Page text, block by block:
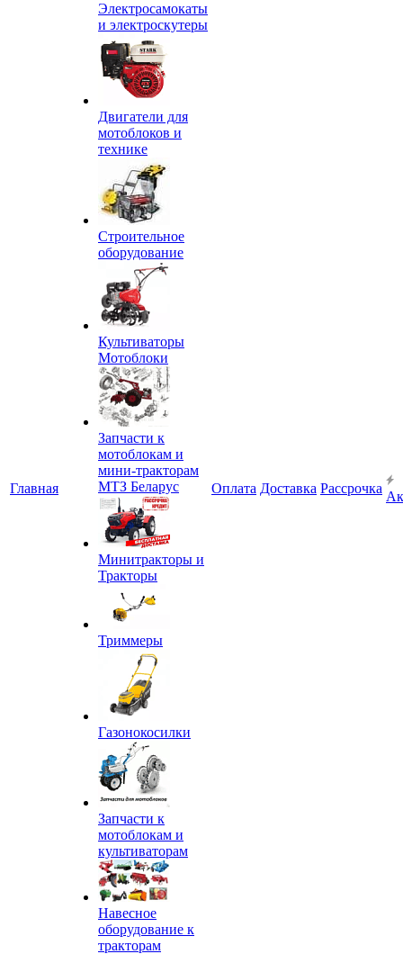
Главная
Электросамокаты
и электроскутеры
Двигатели для
мотоблоков и
технике
Строительное
оборудование
Культиваторы
Мотоблоки
Запчасти к
мотоблокам и
мини-тракторам
МТЗ Беларус
Минитракторы и
Тракторы
Триммеры
Газонокосилки
Запчасти к
мотоблокам и
культиваторам
Навесное
оборудование к
тракторам
Оплата Доставка Рассрочка